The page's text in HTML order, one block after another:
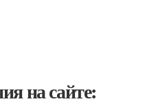
на сайте: